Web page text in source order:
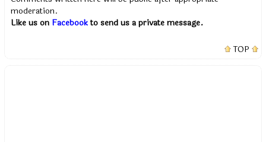
moderation.
Like us on Facebookto send us a private message.
TOP